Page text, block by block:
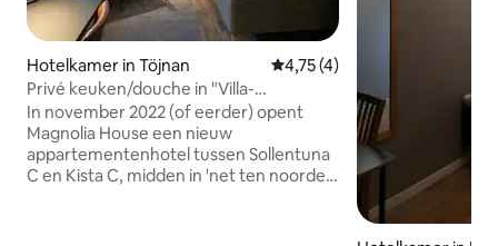
Hotelkamer in Töjnan Gemiddelde beoordeling van
4,75 (4)
Privé keuken/douche in "Villa-
Hotel"+lounge, sgl
In november 2022 (of eerder) opent
Magnolia House een nieuw
appartementenhotel tussen Sollentuna
C en Kista C, midden in 'net ten noorden